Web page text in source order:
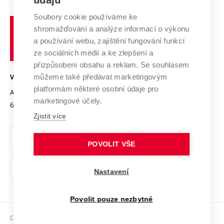
Systém zajišťování kvality výzkumu
Výzkumné infrastruktury
Transfer znalostí
Open Science
Projekty
Projekty ze strukturálních fondů
Specifický výzkum
Spolupráce se školami
Služby univerzity
Mezinárodní dohody
Univerzitní sítě
Profil univerzity
Udržitelná univerzita
Podnikavá univerzita / ContriBUTe
Bezpečná univerzita
Vyznamenání
Organizační struktura
Ochrana osobních údajů
odkaz)
Sociální bezpečí
učení
technické
Brně
VYSOKÉ UČENÍ TECHNICKÉ V BRNĚ
Antonínská 548/1
602 00 Brno
www.vut.cz
vut@vutbr.cz
Copyright © 2026 VUT
Soubory cookie používáme ke
shromažďování a analýze informací o výkonu
a používání webu, zajištění fungování funkcí
ze sociálních médií a ke zlepšení a
přizpůsobení obsahu a reklam. Se souhlasem
můžeme také předávat marketingovým
platformám některé osobní údaje pro
marketingové účely.
Zjistit více
POVOLIT VŠE
Nastavení
Povolit pouze nezbytné